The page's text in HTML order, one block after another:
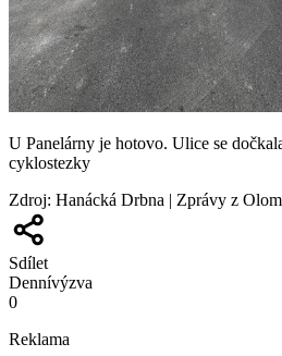
U Panelárny je hotovo. Ulice se
cyklostezky
Zdroj: Hanácká Drbna | Zprávy z
Sdílet
Dennívýzva
0
Reklama